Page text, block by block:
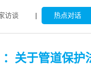
访谈 | 热点对话
：关于管道保护